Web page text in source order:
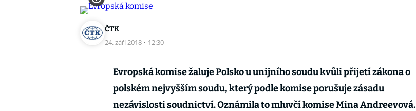
ČTK
24. září 2018 · 12:30
Evropská komise žaluje Polsko u unijního soudu kvůli přijetí zákona o
polském nejvyšším soudu, který podle komise porušuje zásadu
nezávislosti soudnictví. Oznámila to mluvčí komise Mina Andreevová.